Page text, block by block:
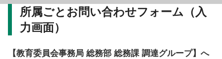
所属ごとお問い合わせフォーム（入
力画面）
【教育委員会事務局 総務部 総務課 調達グループ】へ